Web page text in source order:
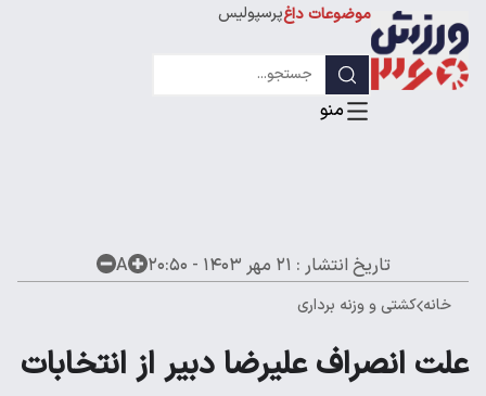
موضوعات داغپرسپولیس
لیگ قهرمانان
تاریخ انتشار : ۲۱ مهر ۱۴۰۳ - ۲۰:۵۰ A
خانه کشتی و وزنه برداری
علت انصراف علیرضا دبیر از انتخابات